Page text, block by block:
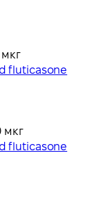
мкг
fluticasone
мкг
fluticasone